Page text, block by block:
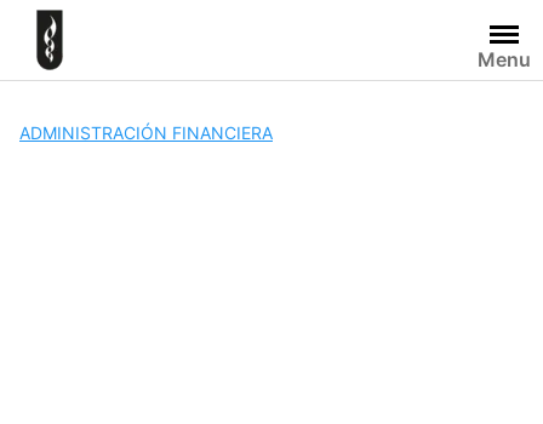
Skip
content
Menu
ADMINISTRACIÓN FINANCIERA